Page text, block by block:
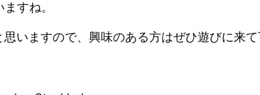
すね。
いますので、 興味のある方はぜひ遊びに来